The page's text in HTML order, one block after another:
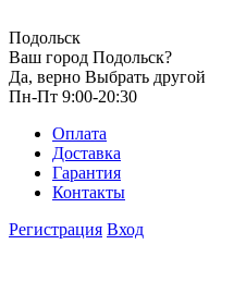
Подольск
Ваш город Подольск?
Да, верно Выбрать другой
Пн-Пт 9:00-20:30
Оплата
Доставка
Гарантия
Контакты
Регистрация Вход